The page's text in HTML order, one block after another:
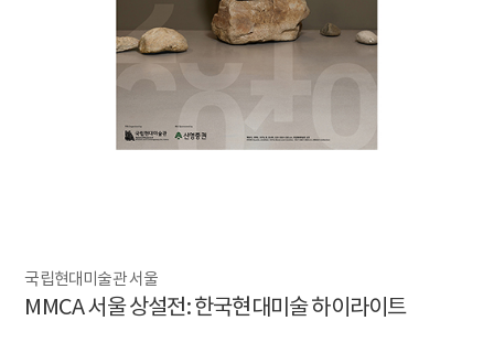
국립현대미술관 서울
MMCA 서울 상설전: 한국현대미술 하이라이트